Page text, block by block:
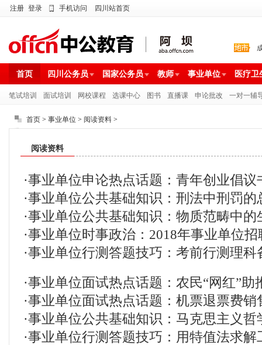
注册 登录 手机访问 四川站首页
首页 四川公务员 国家公务员 教师 事业单位 医疗卫
笔试培训 面试培训 网校课程 选课中心 图书 直播课 申论批改 一对一辅
首页 > 事业单位 > 阅读资料 >
阅读资料
·事业单位申论热点话题：青年创业倡议
·事业单位公共基础知识：刑法中刑罚的
·事业单位公共基础知识：物质范畴中的
·事业单位时事政治：2018年事业单位
·事业单位行测答题技巧：考前行测理科
·事业单位面试热点话题：农民“网红”助
·事业单位面试热点话题：机票退票费
·事业单位公共基础知识：马克思主义
·事业单位行测答题技巧：用特值法求解